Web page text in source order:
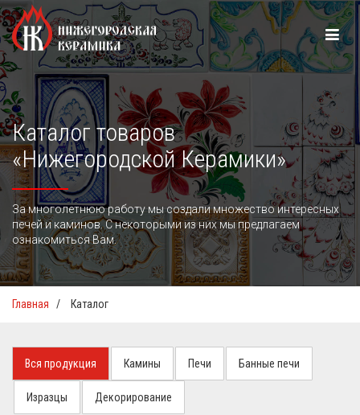
Каталог товаров
«Нижегородской Керамики»
За многолетнюю работу мы создали множество интересных
печей и каминов. С некоторыми из них мы предлагаем
ознакомиться Вам.
Главная / Каталог
Вся продукция Камины Печи Банные печи
Изразцы Декорирование